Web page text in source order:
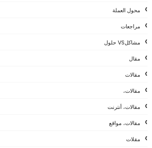
محول العملة
مراجعات
مشاكلVS حلول
مقال
مقالات
مقالات،
مقالات، أنترنت
مقالات، مواقع
مقلات